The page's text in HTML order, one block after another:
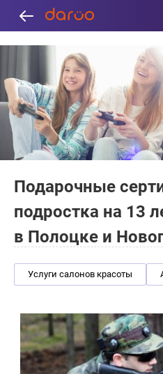
Подарочные
подростка на 13
в Полоцке и
Услуги салонов красоты